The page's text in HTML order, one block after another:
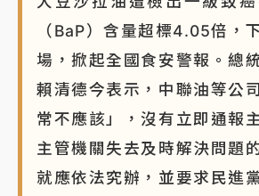
（BaP）含量超標4.05倍，
場，掀起全國食安警報。總
賴清德今表示，中聯油等公
常不應該」，沒有立即通報
主管機關失去及時解決問題
就應依法究辦，並要求民進